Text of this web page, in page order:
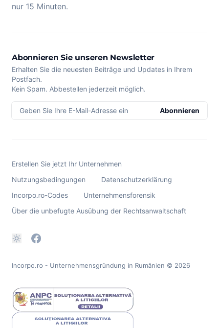
nur 15 Minuten.
Abonnieren Sie unseren Newsletter
Erhalten Sie die neuesten Beiträge und Updates in Ihrem
Postfach.
Kein Spam. Abbestellen jederzeit möglich.
Geben Sie Ihre E-Mail-Adresse ein Abonnieren
Erstellen Sie jetzt Ihr Unternehmen
Nutzungsbedingungen
Datenschutzerklärung
Incorpo.ro-Codes
Unternehmensforensik
Über die unbefugte Ausübung der Rechtsanwaltschaft
Incorpo.ro - Unternehmensgründung in Rumänien © 2026